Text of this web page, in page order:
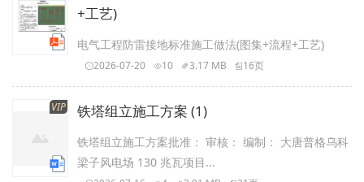
+工艺)
电气工程防雷接地标准施工做法(图集+流程+工艺)
2026-07-20 10 3.17 MB 16页
VIP 铁塔组立施工方案 (1)
铁塔组立施工方案批准： 审核： 编制： 大唐普格乌科
梁子风电场 130 兆瓦项目...